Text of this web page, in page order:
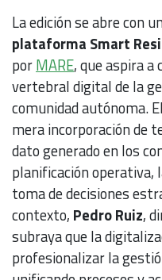
La edición se abre con
plataforma Smart
porMARE, que aspira
vertebral digital de la
comunidad autónoma.
mera incorporación de
dato generado en los
planificación operativa,
toma de decisiones
contexto, Pedro Ruiz,
subraya que la
profesionalizar la